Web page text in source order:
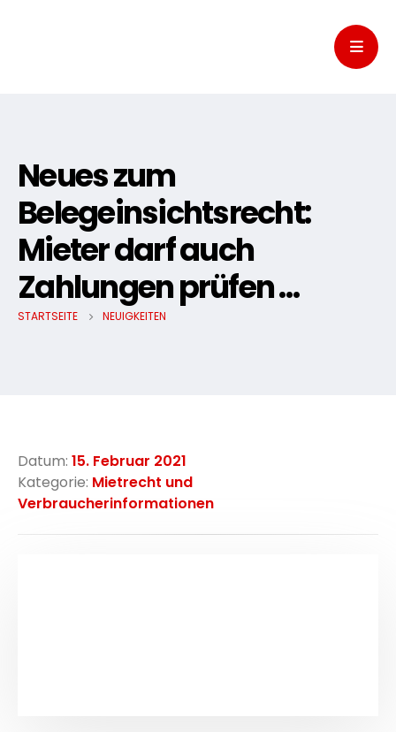
Neues zum
Belegeinsichtsrecht:
Mieter darf auch
Zahlungen prüfen …
STARTSEITE NEUIGKEITEN
Datum: 15. Februar 2021
Kategorie: Mietrecht und
Verbraucherinformationen